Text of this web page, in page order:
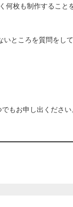
何枚も制作すること
ところを質問をし
もお申し出ください